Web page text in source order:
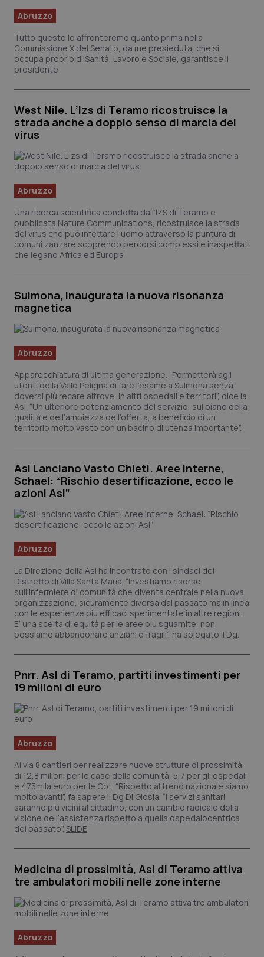
Abruzzo
Tutto questo lo affronteremo quanto prima nella
Commissione X del Senato, da me presieduta, che si
occupa proprio di Sanità, Lavoro e Sociale, garantisce il
presidente
West Nile. L’Izs di Teramo ricostruisce la
strada anche a doppio senso di marcia del
virus
Abruzzo
Una ricerca scientifica condotta dall’IZS di Teramo e
pubblicata Nature Communications, ricostruisce la strada
del virus che può infettare l’uomo attraverso la puntura di
comuni zanzare scoprendo percorsi complessi e inaspettati
che legano Africa ed Europa
Sulmona, inaugurata la nuova risonanza
magnetica
Abruzzo
Apparecchiatura di ultima generazione. “Permetterà agli
utenti della Valle Peligna di fare l’esame a Sulmona senza
doversi più recare altrove, in altri ospedali e territori”, dice la
Asl. “Un ulteriore potenziamento del servizio, sul piano della
qualità e dell’ampiezza dell’offerta, a beneficio di un
territorio molto vasto con un bacino di utenza importante”.
Asl Lanciano Vasto Chieti. Aree interne,
Schael: “Rischio desertificazione, ecco le
azioni Asl”
Abruzzo
La Direzione della Asl ha incontrato con i sindaci del
Distretto di Villa Santa Maria. “Investiamo risorse
sull’infermiere di comunità che diventa centrale nella nuova
organizzazione, sicuramente diversa dal passato ma in linea
con le esperienze più efficaci sperimentate in altre regioni.
E’ una scelta di equità per le aree più sguarnite, non
possiamo abbandonare anziani e fragili”, ha spiegato il Dg.
Pnrr. Asl di Teramo, partiti investimenti per
19 milioni di euro
Abruzzo
Al via 8 cantieri per realizzare nuove strutture di prossimità:
di 12,8 milioni per le case della comunità, 5,7 per gli ospedali
e 475mila euro per le Cot. “Rispetto al trend nazionale siamo
molto avanti”, fa sapere il Dg Di Giosia. “I servizi sanitari
saranno più vicini al cittadino, con un cambio radicale della
visione dell’assistenza rispetto a quella ospedalocentrica
del passato”. SLIDE
Medicina di prossimità, Asl di Teramo attiva
tre ambulatori mobili nelle zone interne
Abruzzo